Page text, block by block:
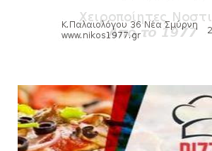
SLIDE
Πανιώνια Εκπομπή: Έπεσε η
ΕΠΙΚΑΙΡΟΤΗΤΑ
LIVE η Πανιώνια
August 03, 2026